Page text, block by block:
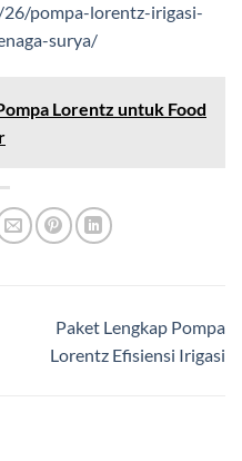
pompa-lorentz-irigasi-
surya/
Lorentz untuk Food
Paket Lengkap Pompa
Lorentz Efisiensi Irigasi